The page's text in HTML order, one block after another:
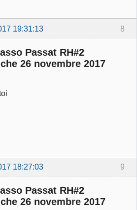
8
19:31:13
Passat RH#2
26 novembre 2017
9
18:27:03
Passat RH#2
26 novembre 2017